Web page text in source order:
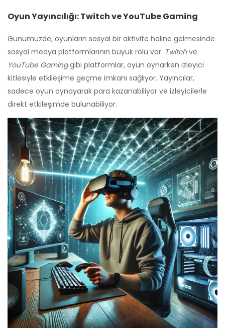
Oyun Yayıncılığı: Twitch ve YouTube Gaming
Günümüzde, oyunların sosyal bir aktivite haline gelmesinde
sosyal medya platformlarının büyük rolü var. Twitchve
YouTube Gaminggibi platformlar, oyun oynarken izleyici
kitlesiyle etkileşime geçme imkanı sağlıyor. Yayıncılar,
sadece oyun oynayarak para kazanabiliyor ve izleyicilerle
direkt etkileşimde bulunabiliyor.